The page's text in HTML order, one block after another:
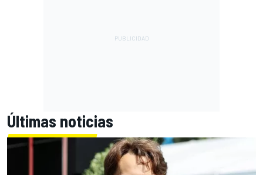
Últimas noticias